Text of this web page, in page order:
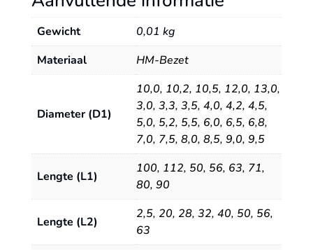
Gewicht
0,01 kg
Materiaal
HM-Bezet
Diameter (D1)
10,0, 10,2, 10,5, 12,0, 13,0,
3,0, 3,3, 3,5, 4,0, 4,2, 4,5,
5,0, 5,2, 5,5, 6,0, 6,5, 6,8,
7,0, 7,5, 8,0, 8,5, 9,0, 9,5
Lengte (L1)
100, 112, 50, 56, 63, 71,
80, 90
Lengte (L2)
2,5, 20, 28, 32, 40, 50, 56,
63